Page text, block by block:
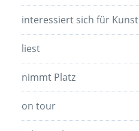
interessiert sich für Kunst
liest
nimmt Platz
on tour